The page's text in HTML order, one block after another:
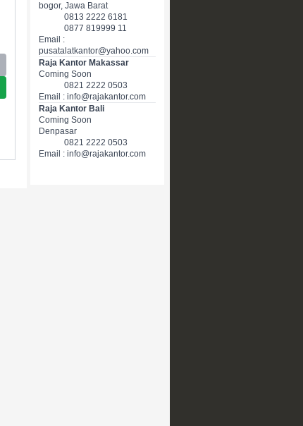
bogor, Jawa Barat
0813 2222 6181
0877 819999 11
Email :
pusatalatkantor@yahoo.com
Raja Kantor Makassar
Coming Soon
0821 2222 0503
Email : info@rajakantor.com
Raja Kantor Bali
Coming Soon
Denpasar
0821 2222 0503
Email : info@rajakantor.com